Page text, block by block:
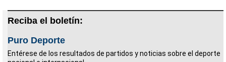
Reciba el boletín:
Puro Deporte
Entérese de los resultados de partidos y noticias sobre el deporte